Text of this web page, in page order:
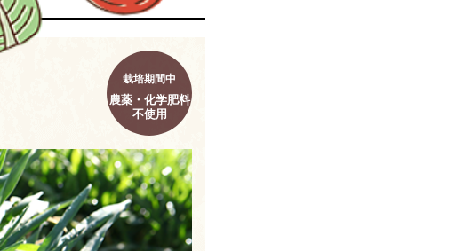
栽培期間中
農薬・化学肥料
不使用